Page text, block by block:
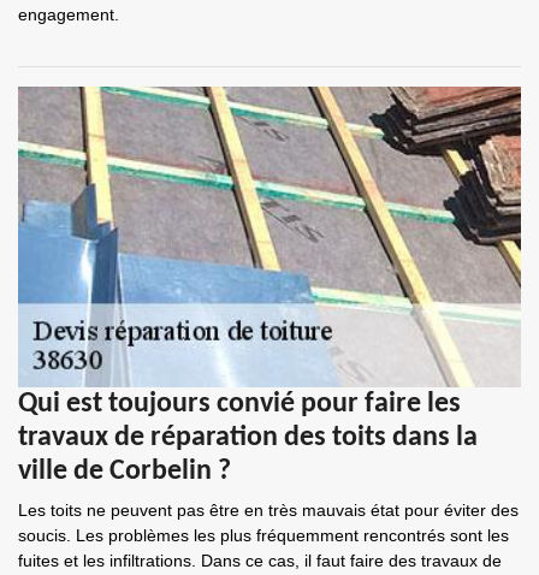
engagement.
Qui est toujours convié pour faire les
travaux de réparation des toits dans la
ville de Corbelin ?
Les toits ne peuvent pas être en très mauvais état pour éviter des
soucis. Les problèmes les plus fréquemment rencontrés sont les
fuites et les infiltrations. Dans ce cas, il faut faire des travaux de